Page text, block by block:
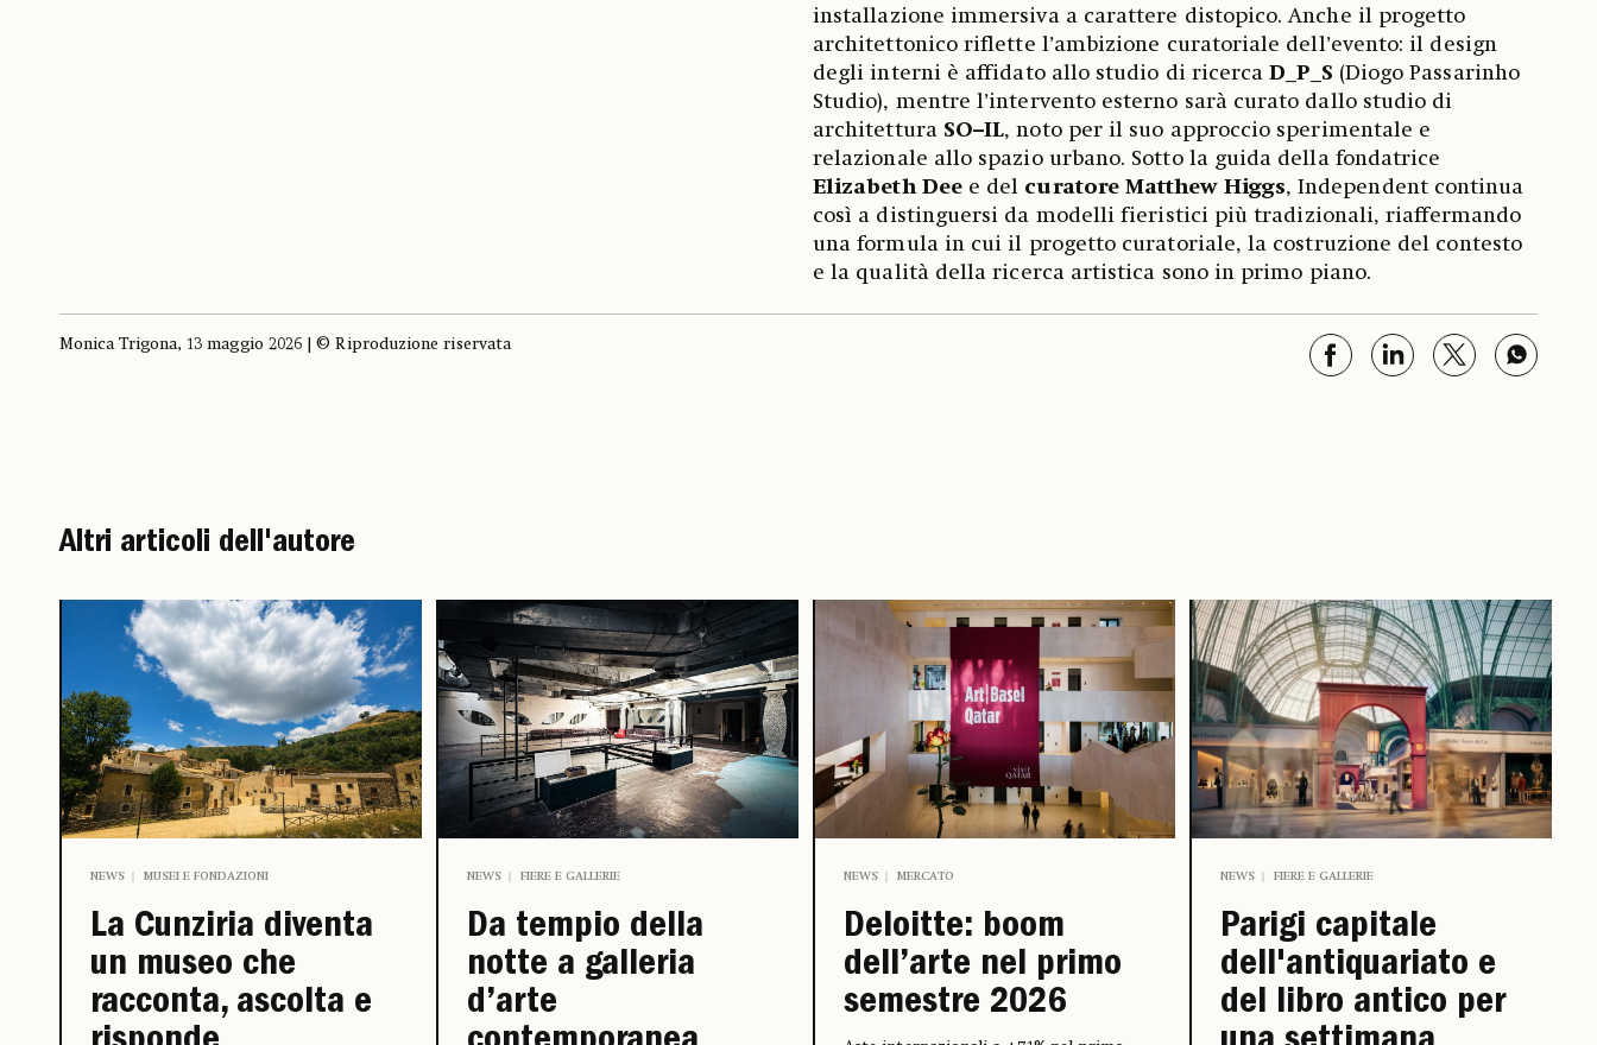
installazione immersiva a carattere distopico. Anche il progetto
architettonico riflette l’ambizione curatoriale dell’evento: il design
degli interni è affidato allo studio di ricercaD_P_S (Diogo Passarinho
Studio), mentre l’intervento esterno sarà curato dallo studio di
architettura SO–IL, noto per il suo approccio sperimentale e
relazionale allo spazio urbano. Sotto la guida della fondatrice
Elizabeth Dee e del curatore Matthew Higgs, Independent continua
così a distinguersi da modelli fieristici più tradizionali, riaffermando
una formula in cui il progetto curatoriale, la costruzione del contesto
e la qualità della ricerca artistica sono in primo piano.
Monica Trigona, 13 maggio 2026 | © Riproduzione riservata
Altri articoli dell'autore
NEWS MUSEI E FONDAZIONI
La Cunziria diventa
un museo che
racconta, ascolta e
NEWS FIERE E GALLERIE
Da tempio della
notte a galleria
d’arte
NEWS MERCATO
Deloitte: boom
dell’arte nel primo
semestre 2026
NEWS FIERE E GALLERIE
Parigi capitale
dell'antiquariato e
del libro antico per